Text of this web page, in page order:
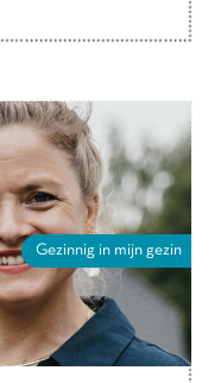
Gezinnig in mijn gezin